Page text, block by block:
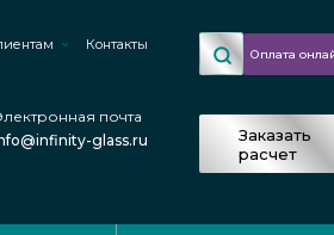
Контакты
почта
glass.ru
Оплата
Заказать
расчет